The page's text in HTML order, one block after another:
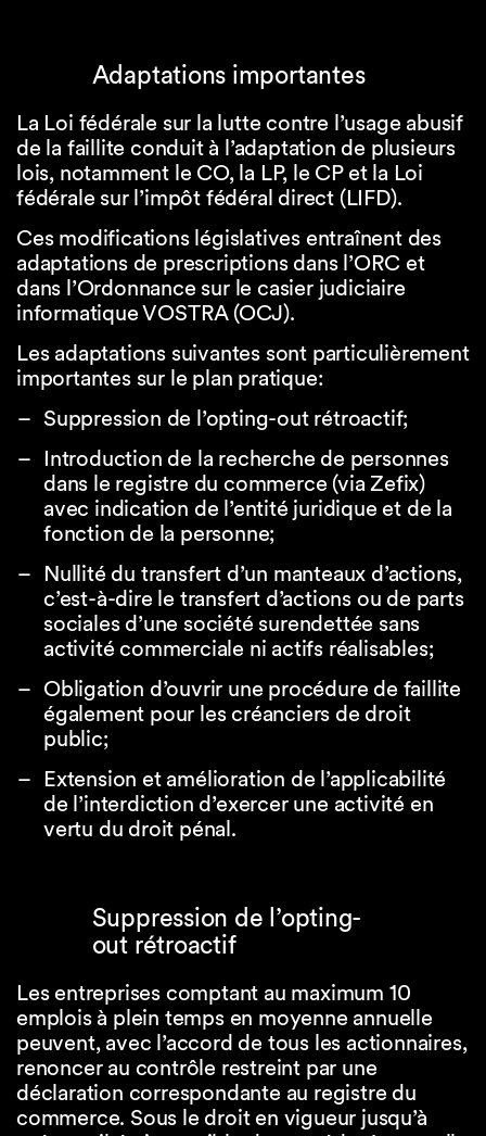
Adaptations importantes
La Loi fédérale sur la lutte contre l’usage abusif
de la faillite conduit à l’adaptation de plusieurs
lois, notamment le CO, la LP, le CP et la Loi
fédérale sur l’impôt fédéral direct (LIFD).
Ces modifications législatives entraînent des
adaptations de prescriptions dans l’ORC et
dans l’Ordonnance sur le casier judiciaire
informatique VOSTRA (OCJ).
Les adaptations suivantes sont particulièrement
importantes sur le plan pratique:
Suppression de l’opting-out rétroactif;
Introduction de la recherche de personnes
dans le registre du commerce (via Zefix)
avec indication de l’entité juridique et de la
fonction de la personne;
Nullité du transfert d’un manteaux d’actions,
c’est-à-dire le transfert d’actions ou de parts
sociales d’une société surendettée sans
activité commerciale ni actifs réalisables;
Obligation d’ouvrir une procédure de faillite
également pour les créanciers de droit
public;
Extension et amélioration de l’applicabilité
de l’interdiction d’exercer une activité en
vertu du droit pénal.
Suppression de l’opting-
out rétroactif
Les entreprises comptant au maximum 10
emplois à plein temps en moyenne annuelle
peuvent, avec l’accord de tous les actionnaires,
renoncer au contrôle restreint par une
déclaration correspondante au registre du
commerce. Sous le droit en vigueur jusqu’à